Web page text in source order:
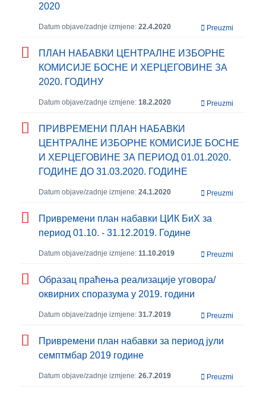
2020
Datum objave/zadnje izmjene: 22.4.2020 Preuzmi
ПЛАН НАБАВКИ ЦЕНТРАЛНЕ ИЗБОРНЕ
КОМИСИЈЕ БОСНЕ И ХЕРЦЕГОВИНЕ ЗА
2020. ГОДИНУ
Datum objave/zadnje izmjene: 18.2.2020 Preuzmi
ПРИВРЕМЕНИ ПЛАН НАБАВКИ
ЦЕНТРАЛНЕ ИЗБОРНЕ КОМИСИЈЕ БОСНЕ
И ХЕРЦЕГОВИНЕ ЗА ПЕРИОД 01.01.2020.
ГОДИНЕ ДО 31.03.2020. ГОДИНЕ
Datum objave/zadnje izmjene: 24.1.2020 Preuzmi
Привремени план набавки ЦИК БиХ за
период 01.10. - 31.12.2019. Године
Datum objave/zadnje izmjene: 11.10.2019 Preuzmi
Образац праћења реализације уговора/
оквирних споразума у 2019. години
Datum objave/zadnje izmjene: 31.7.2019 Preuzmi
Привремени план набавки за период јули
семптмбар 2019 године
Datum objave/zadnje izmjene: 26.7.2019 Preuzmi